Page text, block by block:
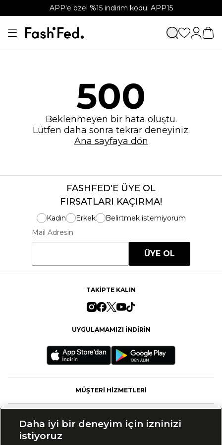
APP'e özel %15 indirim kodu: APP15
500
Beklenmeyen bir hata oluştu.
Lütfen daha sonra tekrar deneyiniz.
Ana sayfaya dön
FASHFED'E ÜYE OL
FIRSATLARI KAÇIRMA!
Kadın Erkek
Belirtmek istemiyorum
Mail Adresin
ÜYE OL
TAKİPTE KALIN
UYGULAMAMIZI İNDİRİN
MÜŞTERİ HİZMETLERİ
Daha iyi bir deneyim için izninizi
istiyoruz